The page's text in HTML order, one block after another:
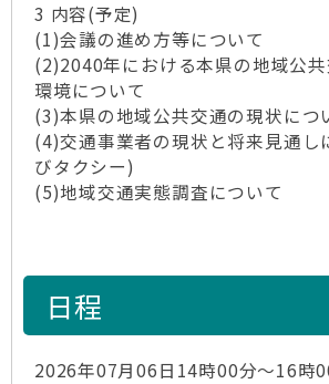
3 内容(予定)
(1)会議の進め方等について
(2)2040年における本県の地域公共
環境について
(3)本県の地域公共交通の現状につ
(4)交通事業者の現状と将来見通し
びタクシー)
(5)地域交通実態調査について
日程
2026年07月06日14時00分～16時